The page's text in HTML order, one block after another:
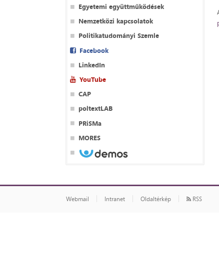
Egyetemi együttműködések
Nemzetközi kapcsolatok
Politikatudományi Szemle
Facebook
LinkedIn
YouTube
CAP
poltextLAB
PRiSMa
MORES
Webmail Intranet Oldaltérkép RSS